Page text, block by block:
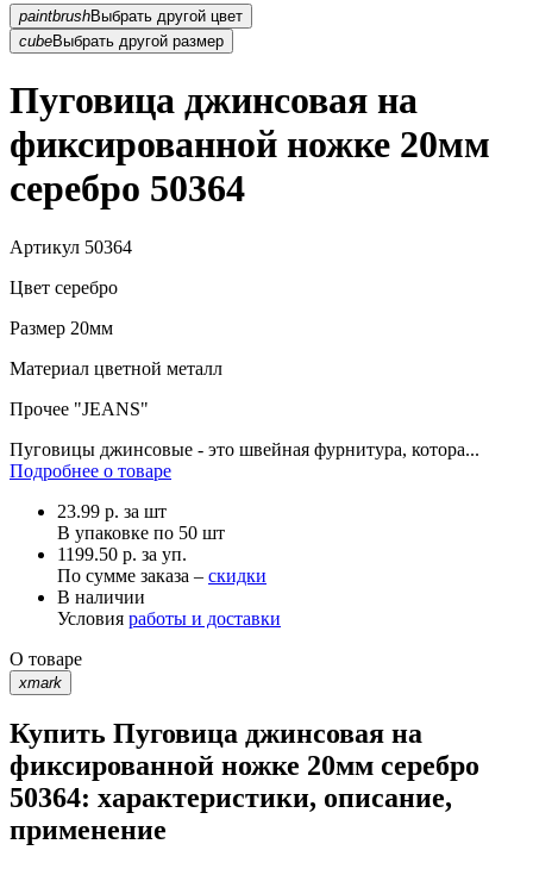
paintbrush
Выбрать другой цвет
cubeВыбрать другой размер
Пуговица джинсовая на
фиксированной ножке 20мм
серебро 50364
Артикул 50364
Цвет серебро
Размер 20мм
Материал цветной металл
Прочее "JEANS"
Пуговицы джинсовые - это швейная фурнитура, котора...
Подробнее о товаре
23.99 р. за шт
В упаковке по 50 шт
1199.50 р. за уп.
По сумме заказа – скидки
В наличии
Условия работы и доставки
О товаре
xmark
Купить Пуговица джинсовая на
фиксированной ножке 20мм серебро
50364: характеристики, описание,
применение